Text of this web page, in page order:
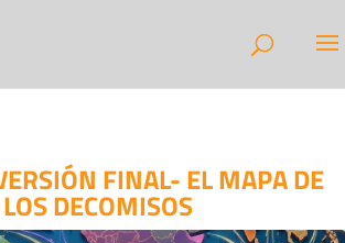
FINAL- EL MAPA DE
LOS DECOMISOS